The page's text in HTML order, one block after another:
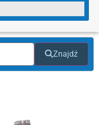
Znajdź